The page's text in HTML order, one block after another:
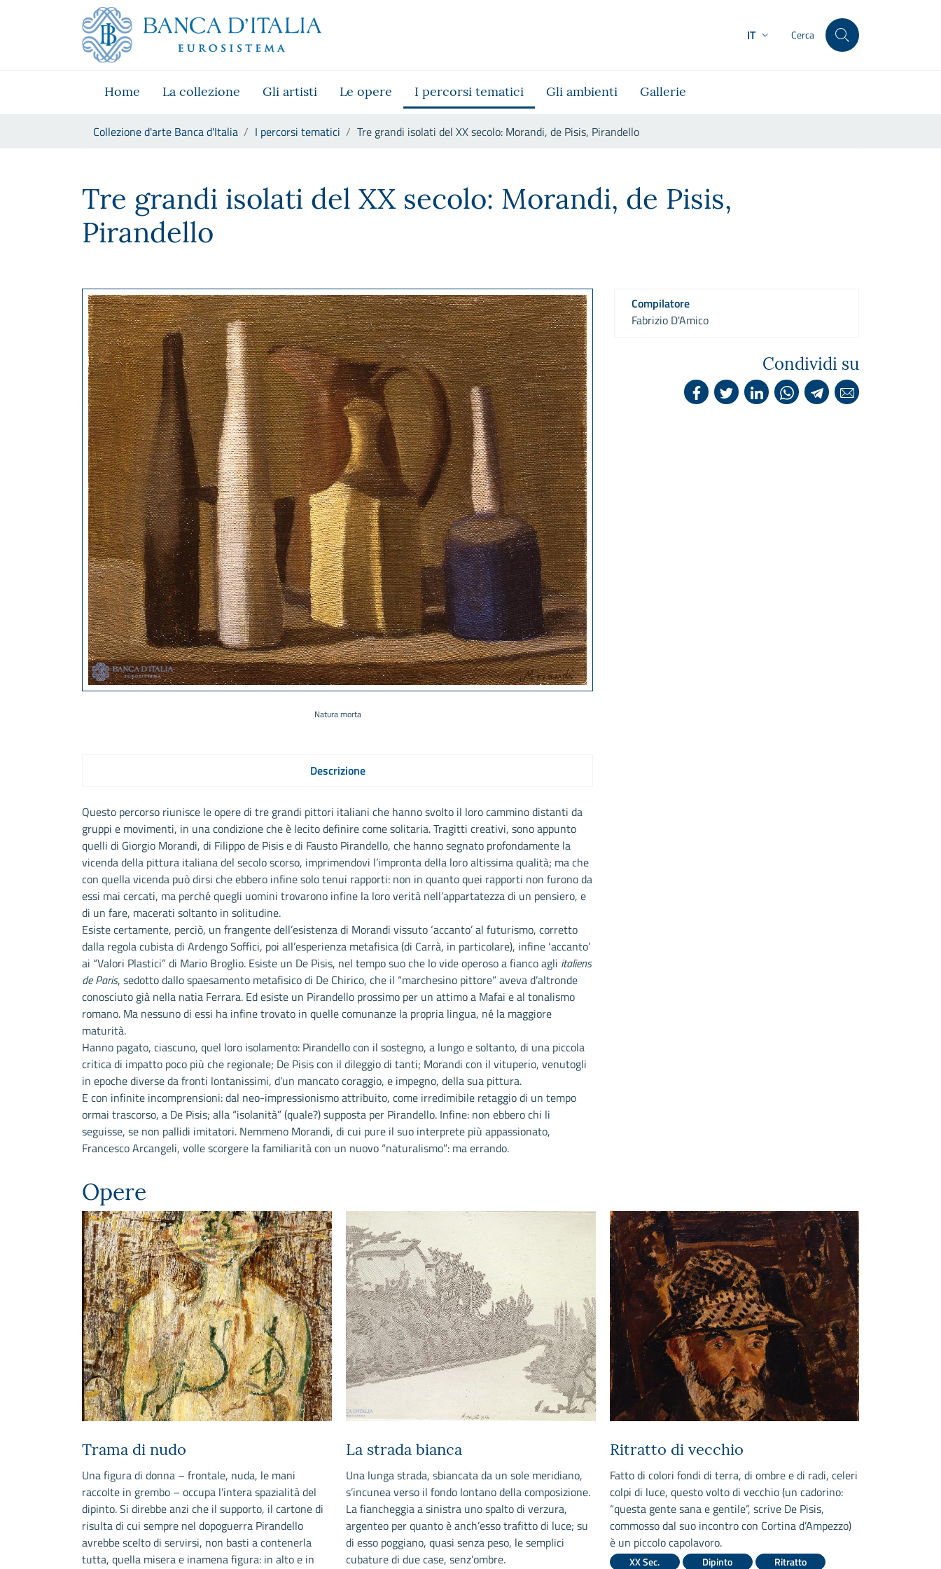
Skip to Main Content
Vai al sito istituzionale
Vai al menu di navigazione
Vai alla ricerca
Vai ai contenuti
IT Cerca
Home La collezione Gli artisti Le opere I percorsi tematici Gli ambienti Gallerie
Collezione d'arte Banca d'Italia I percorsi tematici Tre grandi isolati del XX secolo: Morandi, de Pisis, Pirandello
Tre grandi isolati del XX secolo: Morandi, de Pisis,
Pirandello
Natura morta
Descrizione
Questo percorso riunisce le opere di tre grandi pittori italiani che hanno svolto il loro cammino distanti da
gruppi e movimenti, in una condizione che è lecito definire come solitaria. Tragitti creativi, sono appunto
quelli di Giorgio Morandi, di Filippo de Pisis e di Fausto Pirandello, che hanno segnato profondamente la
vicenda della pittura italiana del secolo scorso, imprimendovi l’impronta della loro altissima qualità; ma che
con quella vicenda può dirsi che ebbero infine solo tenui rapporti: non in quanto quei rapporti non furono da
essi mai cercati, ma perché quegli uomini trovarono infine la loro verità nell’appartatezza di un pensiero, e
di un fare, macerati soltanto in solitudine.
Esiste certamente, perciò, un frangente dell’esistenza di Morandi vissuto ‘accanto’ al futurismo, corretto
dalla regola cubista di Ardengo Soffici, poi all’esperienza metafisica (di Carrà, in particolare), infine ‘accanto’
ai “Valori Plastici” di Mario Broglio. Esiste un De Pisis, nel tempo suo che lo vide operoso a fianco agli italiens
de Paris, sedotto dallo spaesamento metafisico di De Chirico, che il “marchesino pittore” aveva d’altronde
conosciuto già nella natia Ferrara. Ed esiste un Pirandello prossimo per un attimo a Mafai e al tonalismo
romano. Ma nessuno di essi ha infine trovato in quelle comunanze la propria lingua, né la maggiore
maturità.
Hanno pagato, ciascuno, quel loro isolamento: Pirandello con il sostegno, a lungo e soltanto, di una piccola
critica di impatto poco più che regionale; De Pisis con il dileggio di tanti; Morandi con il vituperio, venutogli
in epoche diverse da fronti lontanissimi, d’un mancato coraggio, e impegno, della sua pittura.
E con infinite incomprensioni: dal neo-impressionismo attribuito, come irredimibile retaggio di un tempo
ormai trascorso, a De Pisis; alla “isolanità” (quale?) supposta per Pirandello. Infine: non ebbero chi li
seguisse, se non pallidi imitatori. Nemmeno Morandi, di cui pure il suo interprete più appassionato,
Francesco Arcangeli, volle scorgere la familiarità con un nuovo “naturalismo”: ma errando.
Compilatore
Fabrizio D'Amico
Condividi su
Opere
Trama di nudo
Una figura di donna – frontale, nuda, le mani
raccolte in grembo – occupa l’intera spazialità del
dipinto. Si direbbe anzi che il supporto, il cartone di
risulta di cui sempre nel dopoguerra Pirandello
avrebbe scelto di servirsi, non basti a contenerla
tutta, quella misera e inamena figura: in alto e in
La strada bianca
Una lunga strada, sbiancata da un sole meridiano,
s’incunea verso il fondo lontano della composizione.
La fiancheggia a sinistra uno spalto di verzura,
argenteo per quanto è anch’esso trafitto di luce; su
di esso poggiano, quasi senza peso, le semplici
cubature di due case, senz’ombre.
Ritratto di vecchio
Fatto di colori fondi di terra, di ombre e di radi, celeri
colpi di luce, questo volto di vecchio (un cadorino:
“questa gente sana e gentile”, scrive De Pisis,
commosso dal suo incontro con Cortina d’Ampezzo)
è un piccolo capolavoro.
XX Sec. Dipinto Ritratto